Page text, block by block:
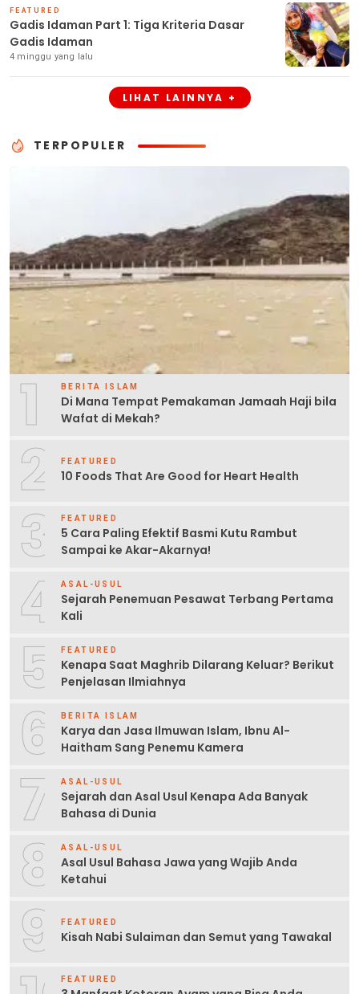
FEATURED
Gadis Idaman Part 1: Tiga Kriteria Dasar
Gadis Idaman
4 minggu yang lalu
LIHAT LAINNYA +
TERPOPULER
1 BERITA ISLAM
Di Mana Tempat Pemakaman Jamaah Haji bila
Wafat di Mekah?
2 FEATURED
10 Foods That Are Good for Heart Health
3 FEATURED
5 Cara Paling Efektif Basmi Kutu Rambut
Sampai ke Akar-Akarnya!
4 ASAL-USUL
Sejarah Penemuan Pesawat Terbang Pertama
Kali
5 FEATURED
Kenapa Saat Maghrib Dilarang Keluar? Berikut
Penjelasan Ilmiahnya
6 BERITA ISLAM
Karya dan Jasa Ilmuwan Islam, Ibnu Al-
Haitham Sang Penemu Kamera
7 ASAL-USUL
Sejarah dan Asal Usul Kenapa Ada Banyak
Bahasa di Dunia
8 ASAL-USUL
Asal Usul Bahasa Jawa yang Wajib Anda
Ketahui
9 FEATURED
Kisah Nabi Sulaiman dan Semut yang Tawakal
FEATURED